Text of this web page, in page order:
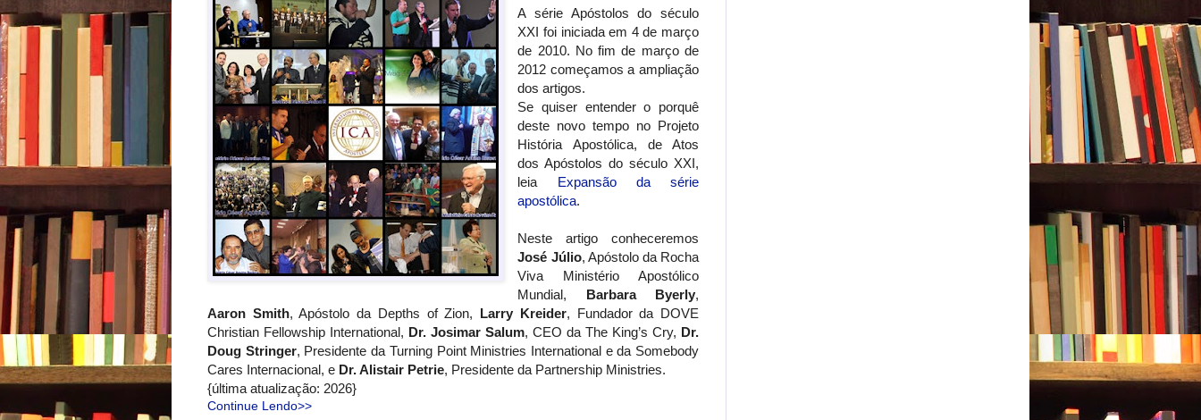
A série Apóstolos do século
XXI foi iniciada em 4 de março
de 2010. No fim de março de
2012 começamos a ampliação
dos artigos.
Se quiser entender o porquê
deste novo tempo no Projeto
História Apostólica, de Atos
dos Apóstolos do século XXI,
leia
Expansão da série
apostólica.
Neste artigo conheceremos
José Júlio, Apóstolo da Rocha
Viva Ministério Apostólico
Mundial,
Barbara Byerly,
Aaron Smith, Apóstolo da Depths of Zion, Larry Kreider, Fundador da DOVE
Christian Fellowship International, Dr. Josimar Salum, CEO da The King’s Cry, Dr.
Doug Stringer, Presidente da Turning Point Ministries International e da Somebody
Cares Internacional, e Dr. Alistair Petrie, Presidente da Partnership Ministries.
{última atualização: 2026}
Continue Lendo>>